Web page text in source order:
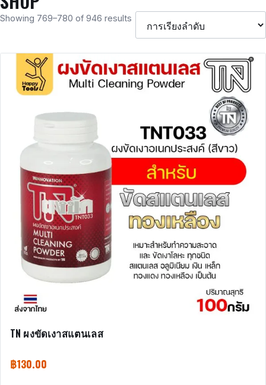
Showing 769–780 of 946 results
TN ผงขัดเงาสแตนเลส
฿130.00